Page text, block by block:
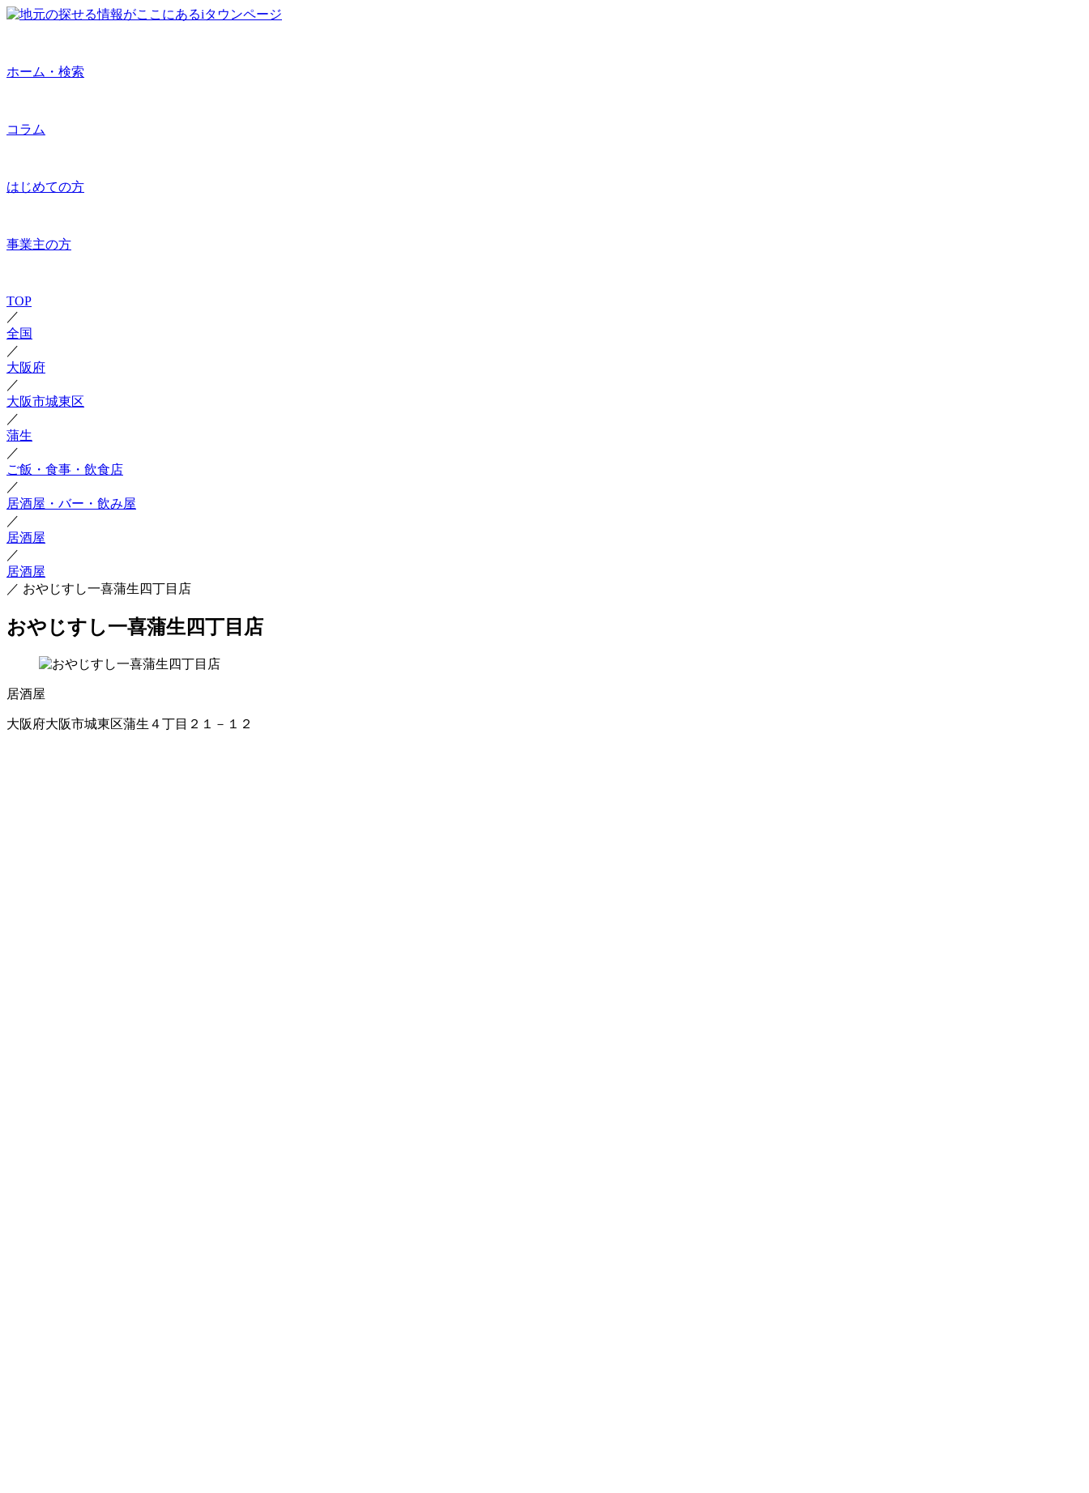
ホーム・検索
コラム
はじめての方
事業主の方
TOP
／
全国
／
大阪府
／
大阪市城東区
／
蒲生
／
ご飯・食事・飲食店
／
居酒屋・バー・飲み屋
／
居酒屋
／
居酒屋
／ おやじすし一喜蒲生四丁目店
おやじすし一喜蒲生四丁目店
居酒屋
大阪府大阪市城東区蒲生４丁目２１－１２